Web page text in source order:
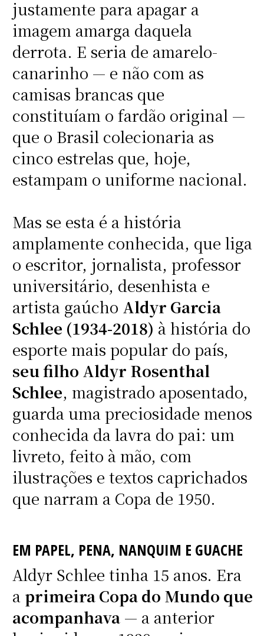
justamente para apagar a
imagem amarga daquela
derrota. E seria de amarelo-
canarinho — e não com as
camisas brancas que
constituíam o fardão original —
que o Brasil colecionaria as
cinco estrelas que, hoje,
estampam o uniforme nacional.
Mas se esta é a história
amplamente conhecida, que liga
o escritor, jornalista, professor
universitário, desenhista e
artista gaúcho Aldyr Garcia
Schlee (1934-2018) à história do
esporte mais popular do país,
seu filho Aldyr Rosenthal
Schlee, magistrado aposentado,
guarda uma preciosidade menos
conhecida da lavra do pai: um
livreto, feito à mão, com
ilustrações e textos caprichados
que narram a Copa de 1950.
EM PAPEL, PENA, NANQUIM E GUACHE
Aldyr Schlee tinha 15 anos. Era
a primeira Copa do Mundo que
acompanhava— a anterior